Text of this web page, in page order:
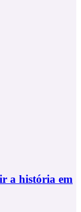
a história em